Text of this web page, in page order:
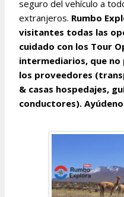
seguro del vehículo a
extranjeros. Rumbo
visitantes todas las
cuidado con los Tour
intermediarios, que no
los proveedores
& casas hospedajes,
conductores).